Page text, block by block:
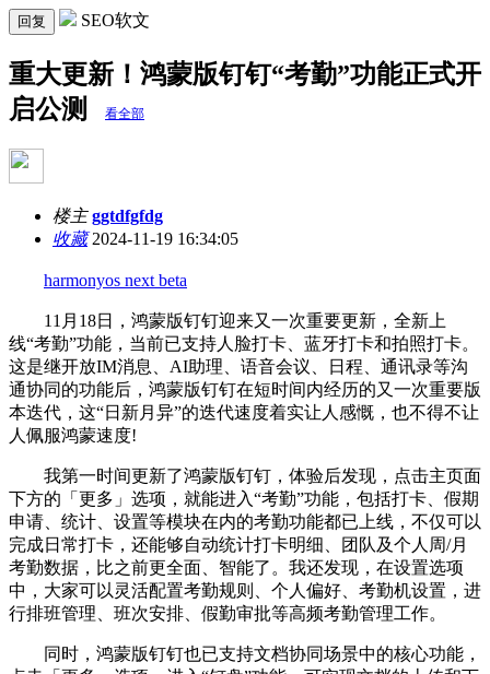
回复 SEO软文
重大更新！鸿蒙版钉钉“考勤”功能正式开
启公测
看全部
楼主 ggtdfgfdg
收藏2024-11-19 16:34:05
harmonyos next beta
11月18日，鸿蒙版钉钉迎来又一次重要更新，全新上
线“考勤”功能，当前已支持人脸打卡、蓝牙打卡和拍照打卡。
这是继开放IM消息、AI助理、语音会议、日程、通讯录等沟
通协同的功能后，鸿蒙版钉钉在短时间内经历的又一次重要版
本迭代，这“日新月异”的迭代速度着实让人感慨，也不得不让
人佩服鸿蒙速度!
我第一时间更新了鸿蒙版钉钉，体验后发现，点击主页面
下方的「更多」选项，就能进入“考勤”功能，包括打卡、假期
申请、统计、设置等模块在内的考勤功能都已上线，不仅可以
完成日常打卡，还能够自动统计打卡明细、团队及个人周/月
考勤数据，比之前更全面、智能了。我还发现，在设置选项
中，大家可以灵活配置考勤规则、个人偏好、考勤机设置，进
行排班管理、班次安排、假勤审批等高频考勤管理工作。
同时，鸿蒙版钉钉也已支持文档协同场景中的核心功能，